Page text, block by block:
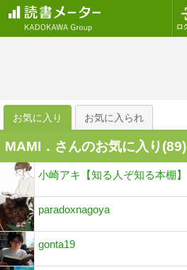
お気に入り お気に入られ
MAMI．さんのお気に入り(89)
小崎アキ【知る人ぞ知る本棚】
paradoxnagoya
gonta19